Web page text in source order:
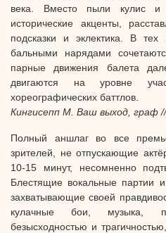
века. Вместо пыли кулис
исторические акценты,
подсказки и эклектика. В
бальными нарядами
парные движения балета
двигаются на уровне
хореографических баттлов.
Кингисепп М. Ваш выход, граф
Полный аншлаг во все
зрителей, не отпускающие
10-15 минут, несомненно
Блестящие вокальные партии и
захватывающие своей
кулачные бои, музыка,
безысходностью и